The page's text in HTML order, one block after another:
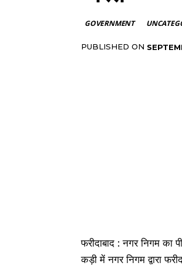
GOVERNMENT
PUBLISHED ON
फरीदाबाद : नगर निगम का
कड़ी में नगर निगम द्वारा